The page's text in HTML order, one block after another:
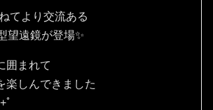
てより交流ある
望遠鏡が登場✨
囲まれて
楽しんできました
ﾟ